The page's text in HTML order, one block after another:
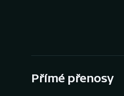
Přímé přenosy